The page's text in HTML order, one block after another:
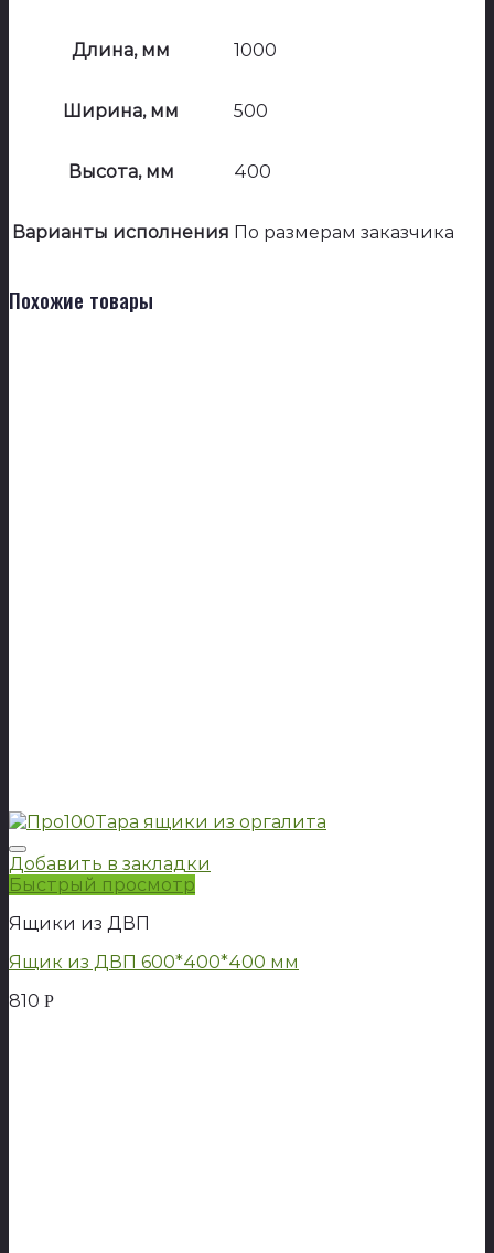
Длина, мм 1000
Ширина, мм 500
Высота, мм 400
Варианты исполнения По размерам заказчика
Похожие товары
Добавить в закладки
Быстрый просмотр
Ящики из ДВП
Ящик из ДВП 600*400*400 мм
810 Р